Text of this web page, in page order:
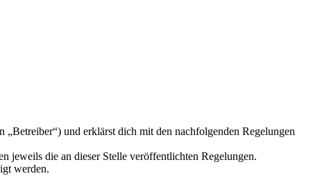
und erklärst dich mit den nachfolgenden Regelungen
jeweils die an dieser Stelle veröffentlichten Regelungen.
werden.